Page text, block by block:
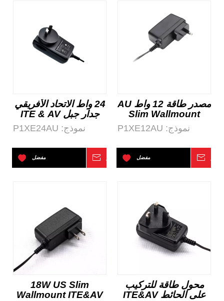
24 واط الاتحاد الأفريقي
جدار جبل ITE & AV
والإضاءة AC-DC التيار
الكهربائي
نموذج: P1XE24AU
مفضل استفسر
مصدر طاقة 12 واط AU
Slim Wallmount
ITE&AV وإضاءة AC-
DC
نموذج: P1XE12AU
مفضل
18W US Slim
Wallmount ITE&AV
محول طاقة للتركيب
على الحائط ITE&AV